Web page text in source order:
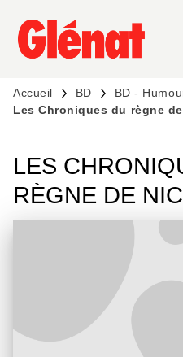
MENU RECHERCHE
PIED DE PAGE
Accueil BD
BD -
Les Chroniques du règne
LES
RÈGNE DE